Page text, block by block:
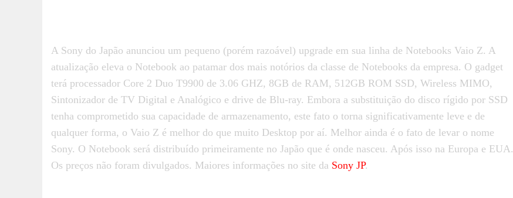
A Sony do Japão anunciou um pequeno (porém razoável) upgrade em sua linha de Notebooks Vaio Z. A
atualização eleva o Notebook ao patamar dos mais notórios da classe de Notebooks da empresa. O gadget
terá processador Core 2 Duo T9900 de 3.06 GHZ, 8GB de RAM, 512GB ROM SSD, Wireless MIMO,
Sintonizador de TV Digital e Analógico e drive de Blu-ray. Embora a substituição do disco rígido por SSD
tenha comprometido sua capacidade de armazenamento, este fato o torna significativamente leve e de
qualquer forma, o Vaio Z é melhor do que muito Desktop por aí. Melhor ainda é o fato de levar o nome
Sony. O Notebook será distribuído primeiramente no Japão que é onde nasceu. Após isso na Europa e EUA.
Os preços não foram divulgados. Maiores informações no site da Sony JP.